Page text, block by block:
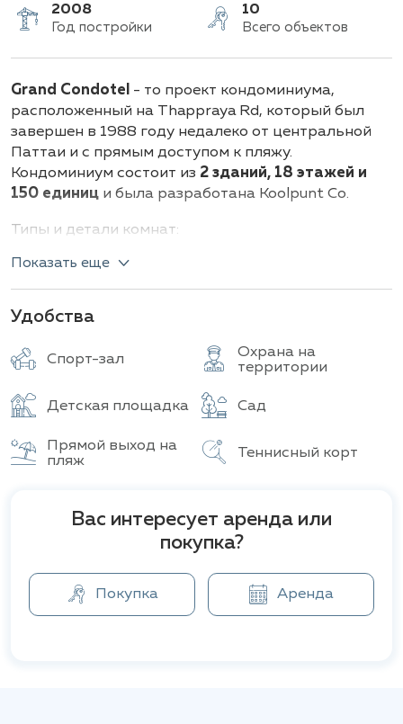
2008
Год постройки
10
Всего объектов
Grand Condotel - то проект кондоминиума,
расположенный на Thappraya Rd, который был
завершен в 1988 году недалеко от центральной
Паттаи и с прямым доступом к пляжу.
Кондоминиум состоит из 2 зданий, 18 этажей и
150 единиц и была разработана Koolpunt Co.
Типы и детали комнат:
Студия 1 ванная комната, (36 - 39 кв.м)
1спальня, 1 ванная комната, (72-90 кв.м)
3
захватывающим видом на Симский залив. Проект
большой открытый бассейн, ресторан на
круглосуточную систему охраны.
Показать еще
Удобства
Спорт-зал
Охрана на
территории
Детская площадка Сад
Прямой выход на
пляж
Теннисный корт
Вас интересует аренда или
покупка?
Покупка Аренда